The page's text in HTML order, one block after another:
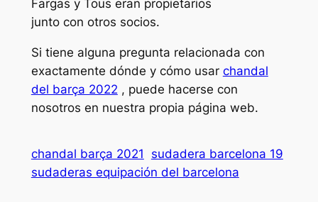
Fargas y Tous eran propietarios
junto con otros socios.
Si tiene alguna pregunta relacionada con
exactamente dónde y cómo usar chandal
del barça 2022 , puede hacerse con
nosotros en nuestra propia página web.
chandal barça 2021
sudadera barcelona 19
sudaderas equipación del barcelona